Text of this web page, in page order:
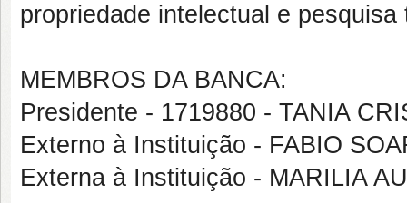
propriedade intelectual e pesquisa
MEMBROS DA BANCA:
Presidente - 1719880 - TANIA
Externo à Instituição - FABIO
Externa à Instituição - MARILIA